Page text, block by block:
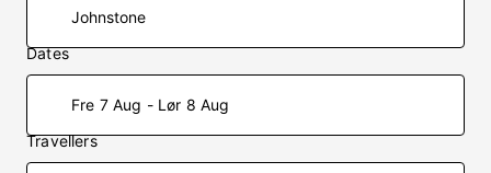
Dates
Fre 7 Aug - Lør 8 Aug
Travellers